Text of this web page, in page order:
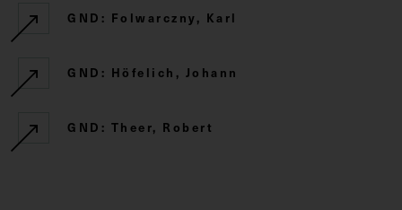
GND: Folwarczny, Karl
GND: Höfelich, Johann
GND: Theer, Robert